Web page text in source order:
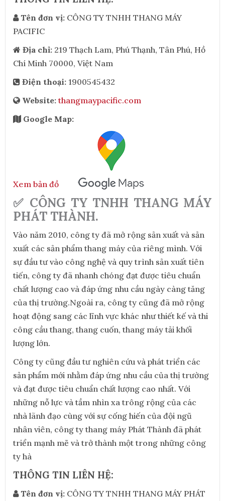
Tên đơn vị: CÔNG TY TNHH THANG MÁY
PACIFIC
Địa chỉ: 219 Thạch Lam, Phú Thạnh, Tân Phú, Hồ
Chí Minh 70000, Việt Nam
Điện thoại: 1900545432
Website:thangmaypacific.com
Google Map:
Xem bản đồ
✅ CÔNG TY TNHH THANG MÁY
PHÁT THÀNH.
Vào năm 2010, công ty đã mở rộng sản xuất và sản
xuất các sản phẩm thang máy của riêng mình. Với
sự đầu tư vào công nghệ và quy trình sản xuất tiên
tiến, công ty đã nhanh chóng đạt được tiêu chuẩn
chất lượng cao và đáp ứng nhu cầu ngày càng tăng
của thị trường.Ngoài ra, công ty cũng đã mở rộng
hoạt động sang các lĩnh vực khác như thiết kế và thi
công cầu thang, thang cuốn, thang máy tải khối
lượng lớn.
Công ty cũng đầu tư nghiên cứu và phát triển các
sản phẩm mới nhằm đáp ứng nhu cầu của thị trường
và đạt được tiêu chuẩn chất lượng cao nhất. Với
những nỗ lực và tầm nhìn xa trông rộng của các
nhà lãnh đạo cùng với sự cống hiến của đội ngũ
nhân viên, công ty thang máy Phát Thành đã phát
triển mạnh mẽ và trở thành một trong những công
ty hà
THÔNG TIN LIÊN HỆ:
Tên đơn vị: CÔNG TY TNHH THANG MÁY PHÁT